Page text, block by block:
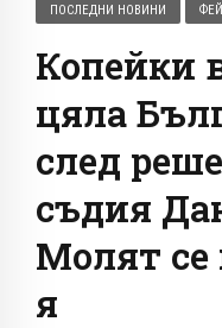
ПОСЛЕДНИ НОВИНИ
Копейки
цяла
след
съдия
Молят се
я